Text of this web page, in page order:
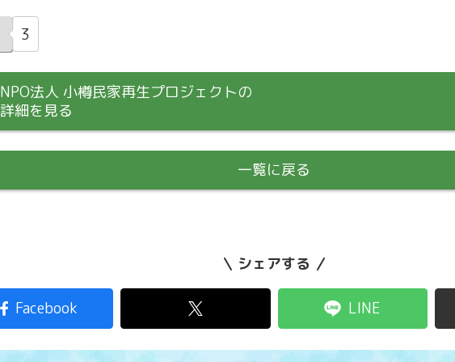
3
NPO法人 小樽民家再生プロジェクトの
詳細を見る
一覧に戻る
シェアする
Facebook LINE